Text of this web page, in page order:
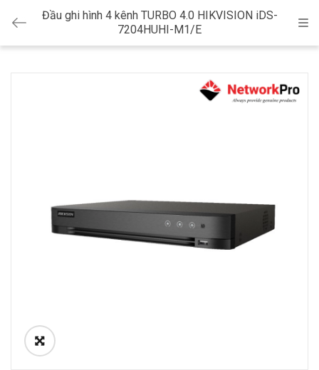
Đầu ghi hình 4 kênh TURBO 4.0 HIKVISION iDS-
7204HUHI-M1/E